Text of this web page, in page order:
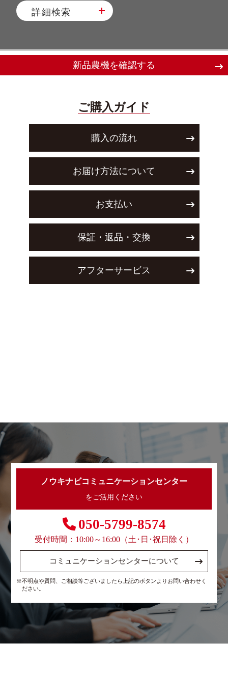
詳細検索
新品農機を確認する
ご購入ガイド
購入の流れ
お届け方法について
お支払い
保証・返品・交換
アフターサービス
ノウキナビコミュニケーションセンター
をご活用ください
050-5799-8574
受付時間：10:00～16:00（土･日･祝日除く）
コミュニケーションセンターについて
※不明点や質問、ご相談等ございましたら上記のボタンよりお問い合わせく
ださい。